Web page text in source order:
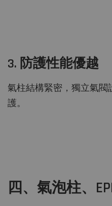
3. 防護性能優越
氣柱結構緊密，獨立氣
護。
四、氣泡柱、